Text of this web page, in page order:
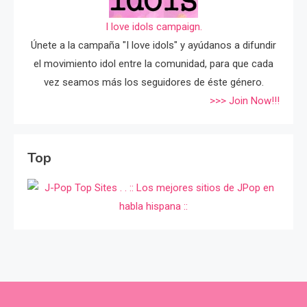
I love idols campaign.
Únete a la campaña "I love idols" y ayúdanos a difundir
el movimiento idol entre la comunidad, para que cada
vez seamos más los seguidores de éste género.
>>> Join Now!!!
Top